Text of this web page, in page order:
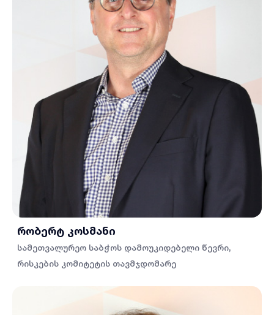
რობერტ კოსმანი
სამეთვალურეო საბჭოს დამოუკიდებელი წევრი,
რისკების კომიტეტის თავმჯდომარე